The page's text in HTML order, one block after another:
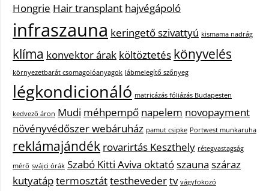
Hongrie Hair transplant hajvégápoló
infraszauna keringető szivattyú kismama nadrág
klíma konvektor árak költöztetés könyvelés
környezetbarát csomagolóanyagok lábmelegítő szőnyeg
légkondicionáló matricázás fóliázás Budapesten
kedvező áron Mudi méhpempő napelem novopayment
növényvédőszer webáruház pamut csipke Portwest munkaruha
reklámajándék rovarirtás Keszthely rétegvastagság
mérő svájci órák Szabó Kitti Aviva oktatószauna száraz
kutyatáptermosztáttesthevedertv vágyfokozó